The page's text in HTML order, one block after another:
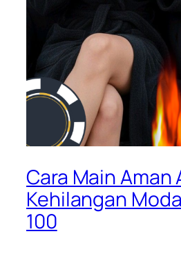
Cara Main Aman
Kehilangan
100